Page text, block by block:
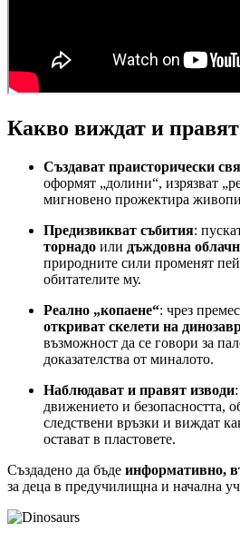
Какво виждат и правят
Създават праисторически
оформят „долини“, изрязват
мигновено прожектира
Предизвикват събития:
торнадо или дъждовна
природните сили променят
обитателите му.
Реално „копаене“: чрез
откриват скелети на
възможност да се говори за
доказателства от миналото.
Наблюдават и правят изводи
движението и безопасността,
следствени връзки и виждат
остават в пластовете.
Създадено да бъде информативно,
за деца в предучилищна и начална